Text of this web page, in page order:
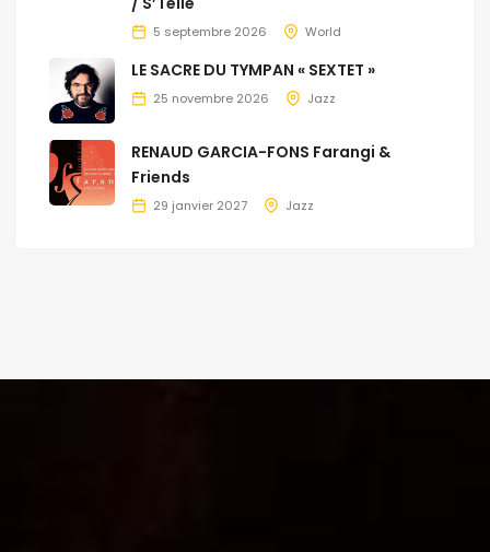
5 septembre 2026 World
LE SACRE DU TYMPAN « SEXTET »
25 novembre 2026 Jazz
RENAUD GARCIA-FONS Farangi &
Friends
29 janvier 2027 Jazz